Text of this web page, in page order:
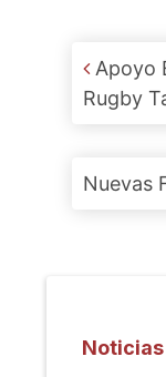
Post
Apoyo
Rugby
Nuevas